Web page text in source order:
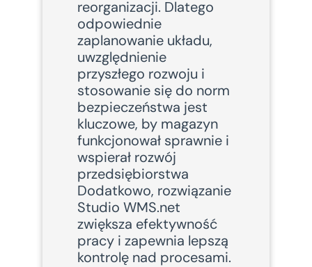
reorganizacji. Dlatego
odpowiednie
zaplanowanie układu,
uwzględnienie
przyszłego rozwoju i
stosowanie się do norm
bezpieczeństwa jest
kluczowe, by magazyn
funkcjonował sprawnie i
wspierał rozwój
przedsiębiorstwa
Dodatkowo, rozwiązanie
Studio WMS.net
zwiększa efektywność
pracy i zapewnia lepszą
kontrolę nad procesami.